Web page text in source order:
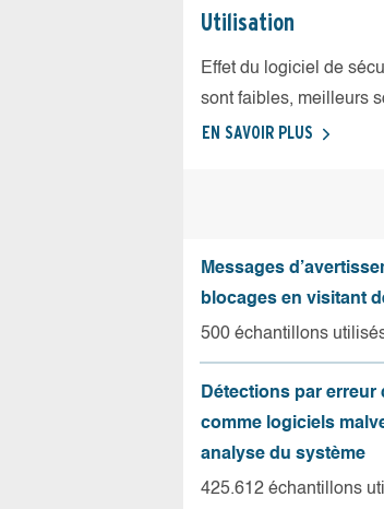
Utilisation
Effet du logiciel de
sont faibles, meilleurs
EN SAVOIR PLUS
Messages
blocages en visitant
500 échantillons
Détections par
comme logiciels
analyse du système
425.612 échantillons